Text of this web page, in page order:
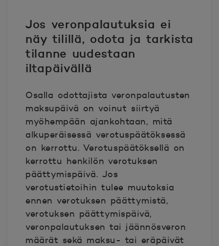
Jos veronpalautuksia ei
näy tilillä, odota ja tarkista
tilanne uudestaan
iltapäivällä
Osalla odottajista veronpalautusten
maksupäivä on voinut siirtyä
myöhempään ajankohtaan, mitä
alkuperäisessä verotuspäätöksessä
on kerrottu. Verotuspäätöksellä on
kerrottu henkilön verotuksen
päättymispäivä. Jos
verotustietoihin tulee muutoksia
ennen verotuksen päättymistä,
verotuksen päättymispäivä,
veronpalautuksen tai jäännösveron
määrät sekä maksu- tai eräpäivät